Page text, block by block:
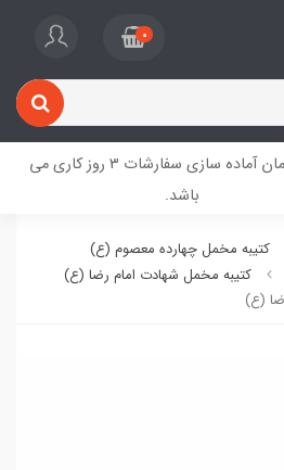
0
زمان آماده سازی سفارشات 3 روز کاری می
باشد.
کتیبه مخمل چهارده معصوم (ع)
کتیبه مخمل شهادت امام رضا (ع)
(ع)